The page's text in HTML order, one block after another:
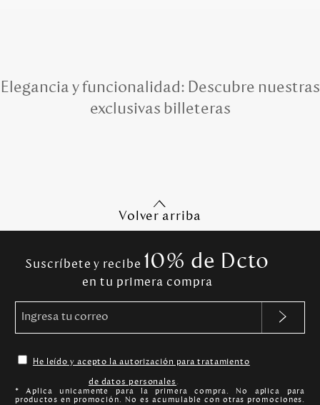
Elegancia y funcionalidad: Descubre nuestras
exclusivas billeteras
Volver arriba
Suscríbete y recibe 10% de Dcto
en tu primera compra
He leído y acepto la autorización para tratamiento
de datos personales.
* Aplica unicamente para la primera compra. No aplica para
productos en promoción. No es acumulable con otras promociones.